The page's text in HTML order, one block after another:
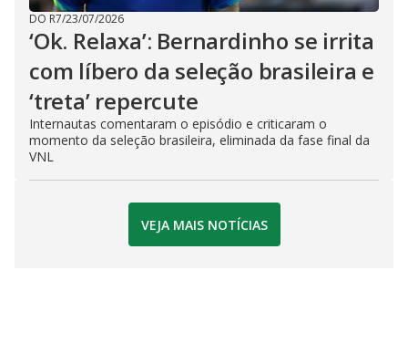
DO R7/23/07/2026
‘Ok. Relaxa’: Bernardinho se irrita
com líbero da seleção brasileira e
‘treta’ repercute
Internautas comentaram o episódio e criticaram o
momento da seleção brasileira, eliminada da fase final da
VNL
VEJA MAIS NOTÍCIAS